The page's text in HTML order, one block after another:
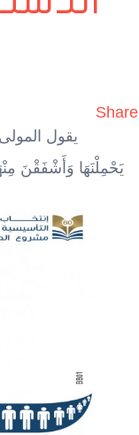
Share
يقول
يَحْمِلْنَهَا وَأَشْفَقْنَ